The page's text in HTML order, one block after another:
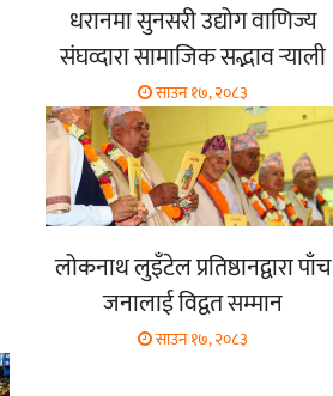
धरानमा सुनसरी उद्योग वाणिज्य
संघव्दारा सामाजिक सद्भाव र्‍याली
साउन १७, २०८३
लोकनाथ लुइँटेल प्रतिष्ठानद्वारा पाँच
जनालाई विद्वत सम्मान
साउन १७, २०८३